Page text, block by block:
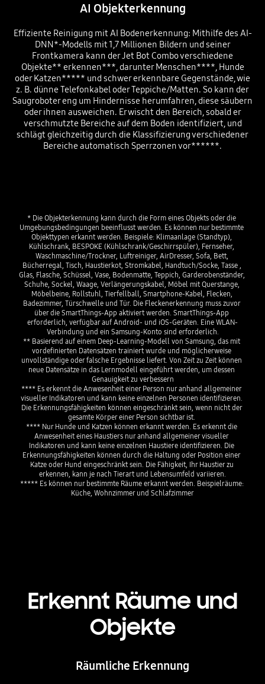
AI Objekterkennung
Effiziente Reinigung mit AI Bodenerkennung: Mithilfe des AI-
DNN*-Modells mit 1,7 Millionen Bildern und seiner
Frontkamera kann der Jet Bot Combo verschiedene
Objekte** erkennen***, darunter Menschen****, Hunde
oder Katzen***** und schwer erkennbare Gegenstände, wie
z. B. dünne Telefonkabel oder Teppiche/Matten. So kann der
Saugroboter eng um Hindernisse herumfahren, diese säubern
oder ihnen ausweichen. Er wischt den Bereich, sobald er
verschmutzte Bereiche auf dem Boden identifiziert, und
schlägt gleichzeitig durch die Klassifizierung verschiedener
Bereiche automatisch Sperrzonen vor******.
* Die Objekterkennung kann durch die Form eines Objekts oder die
Umgebungsbedingungen beeinflusst werden. Es können nur bestimmte
Objekttypen erkannt werden. Beispiele: Klimaanlage (Standtyp),
Kühlschrank, BESPOKE (Kühlschrank/Geschirrspüler), Fernseher,
Waschmaschine/Trockner, Luftreiniger, AirDresser, Sofa, Bett,
Bücherregal, Tisch, Haustierkot, Stromkabel, Handtuch/Socke, Tasse ,
Glas, Flasche, Schüssel, Vase, Bodenmatte, Teppich, Garderobenständer,
Schuhe, Sockel, Waage, Verlängerungskabel, Möbel mit Querstange,
Möbelbeine, Rollstuhl, Tierfellball, Smartphone-Kabel, Flecken,
Badezimmer, Türschwelle und Tür. Die Fleckenerkennung muss zuvor
über die SmartThings-App aktiviert werden. SmartThings-App
erforderlich, verfügbar auf Android- und iOS-Geräten. Eine WLAN-
Verbindung und ein Samsung-Konto sind erforderlich.
** Basierend auf einem Deep-Learning-Modell von Samsung, das mit
vordefinierten Datensätzen trainiert wurde und möglicherweise
unvollständige oder falsche Ergebnisse liefert. Von Zeit zu Zeit können
neue Datensätze in das Lernmodell eingeführt werden, um dessen
Genauigkeit zu verbessern
**** Es erkennt die Anwesenheit einer Person nur anhand allgemeiner
visueller Indikatoren und kann keine einzelnen Personen identifizieren.
Die Erkennungsfähigkeiten können eingeschränkt sein, wenn nicht der
gesamte Körper einer Person sichtbar ist.
**** Nur Hunde und Katzen können erkannt werden. Es erkennt die
Anwesenheit eines Haustiers nur anhand allgemeiner visueller
Indikatoren und kann keine einzelnen Haustiere identifizieren. Die
Erkennungsfähigkeiten können durch die Haltung oder Position einer
Katze oder Hund eingeschränkt sein. Die Fähigkeit, Ihr Haustier zu
erkennen, kann je nach Tierart und Lebensumfeld variieren.
***** Es können nur bestimmte Räume erkannt werden. Beispielräume:
Erkennt Räume und
Objekte
Räumliche Erkennung